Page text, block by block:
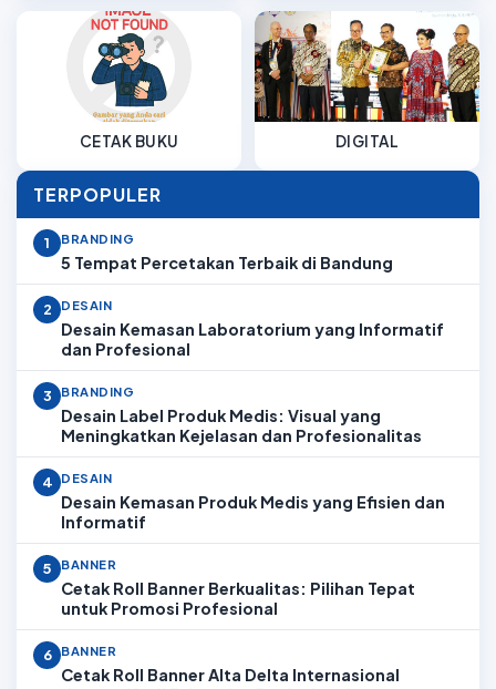
CETAK BUKU DIGITAL
TERPOPULER
1 BRANDING
5 Tempat Percetakan Terbaik di Bandung
2 DESAIN
Desain Kemasan Laboratorium yang Informatif
dan Profesional
3 BRANDING
Desain Label Produk Medis: Visual yang
Meningkatkan Kejelasan dan Profesionalitas
4 DESAIN
Desain Kemasan Produk Medis yang Efisien dan
Informatif
5 BANNER
Cetak Roll Banner Berkualitas: Pilihan Tepat
untuk Promosi Profesional
6 BANNER
Cetak Roll Banner Alta Delta Internasional